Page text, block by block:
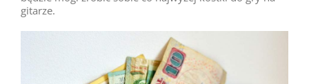
gitarze.